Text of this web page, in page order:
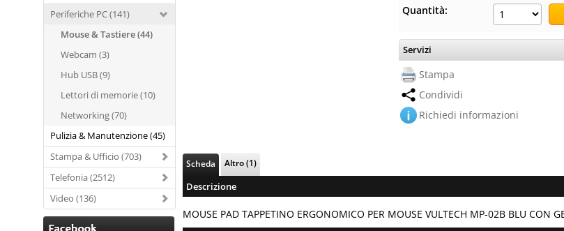
Periferiche PC (141)
Mouse & Tastiere (44)
Webcam (3)
Hub USB (9)
Lettori di memorie (10)
Networking (70)
Pulizia & Manutenzione (45)
Stampa & Ufficio (703)
Telefonia (2512)
Video (136)
Quantità:
Servizi
Stampa
Condividi
Richiedi informazioni
Scheda Altro (1)
Descrizione
MOUSE PAD TAPPETINO ERGONOMICO PER MOUSE VULTECH MP-02B BLU CON